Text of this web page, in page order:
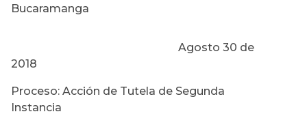
Bucaramanga
Agosto 30 de
2018
Proceso: Acción de Tutela de Segunda
Instancia